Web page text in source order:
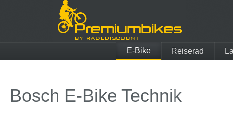
E-Bike Reiserad
Bosch E-Bike Motoren
Bosch E-Bike Technik